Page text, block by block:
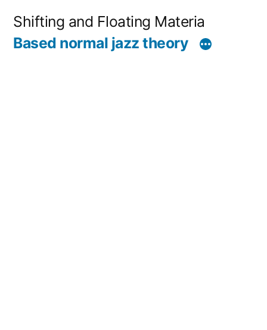
Shifting and Floating Materia
Based normal jazz theory